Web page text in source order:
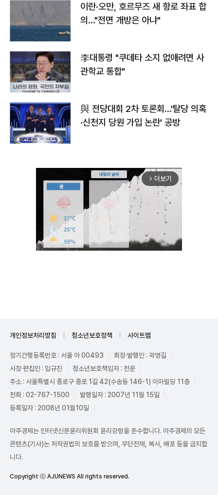
이란·오만, 호르무즈 새 항로 좌표 합
의…"전면 개방은 아냐"
李대통령 "쿠데타 소지 없애려면 사
관학교 통합"
與 전당대회 2차 토론회…'탈당 의혹
·신천지 당원 가입 논란' 공방
arrow_forward_ios 더보기
개인정보처리방침 청소년보호정책 사이트맵
정기간행등록번호 : 서울 아 00493
회장·발행인 : 곽영길
사장·편집인 : 임규진
청소년보호책임자 : 전운
주소 : 서울특별시 종로구 종로 1길 42(수송동 146-1) 이마빌딩 11층
전화 : 02-767-1500
발행일자 : 2007년 11월 15일
등록일자 : 2008년 01월10일
아주경제는 인터넷신문윤리위원회 윤리강령을 준수합니다. 아주경제의 모든
콘텐츠(기사)는 저작권법의 보호를 받으며, 무단전재, 복사, 배포 등을 금지합
니다.
Copyright ⓒ AJUNEWS All rights reserved.